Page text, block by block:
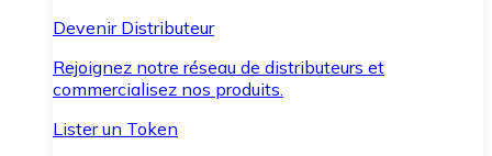
Devenir Distributeur
Rejoignez notre réseau de distributeurs et
commercialisez nos produits.
Lister un Token